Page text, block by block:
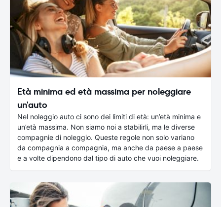
Età minima ed età massima per noleggiare
un'auto
Nel noleggio auto ci sono dei limiti di età: un’età minima e
un’età massima. Non siamo noi a stabilirli, ma le diverse
compagnie di noleggio. Queste regole non solo variano
da compagnia a compagnia, ma anche da paese a paese
e a volte dipendono dal tipo di auto che vuoi noleggiare.